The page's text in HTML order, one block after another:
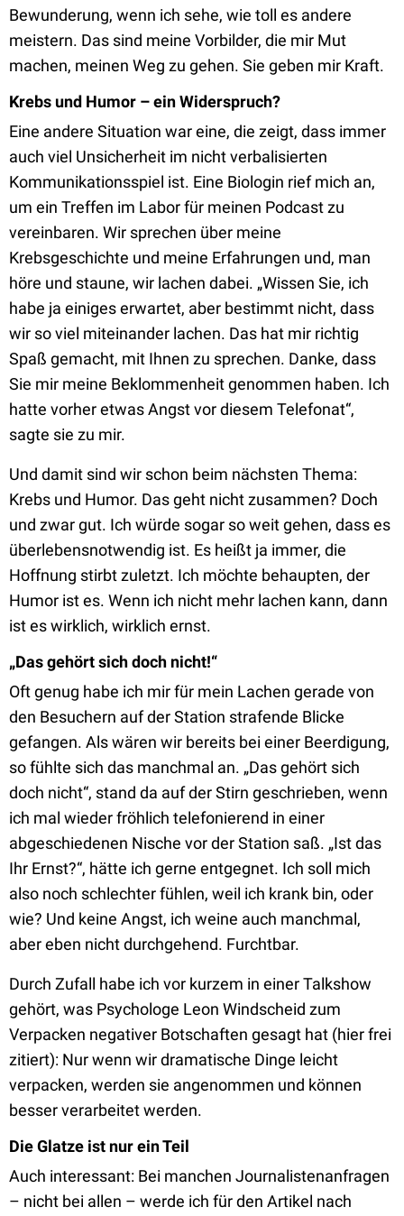
Bewunderung, wenn ich sehe, wie toll es andere
meistern. Das sind meine Vorbilder, die mir Mut
machen, meinen Weg zu gehen. Sie geben mir Kraft.
Krebs und Humor – ein Widerspruch?
Eine andere Situation war eine, die zeigt, dass immer
auch viel Unsicherheit im nicht verbalisierten
Kommunikationsspiel ist. Eine Biologin rief mich an,
um ein Treffen im Labor für meinen Podcast zu
vereinbaren. Wir sprechen über meine
Krebsgeschichte und meine Erfahrungen und, man
höre und staune, wir lachen dabei. „Wissen Sie, ich
habe ja einiges erwartet, aber bestimmt nicht, dass
wir so viel miteinander lachen. Das hat mir richtig
Spaß gemacht, mit Ihnen zu sprechen. Danke, dass
Sie mir meine Beklommenheit genommen haben. Ich
hatte vorher etwas Angst vor diesem Telefonat“,
sagte sie zu mir.
Und damit sind wir schon beim nächsten Thema:
Krebs und Humor. Das geht nicht zusammen? Doch
und zwar gut. Ich würde sogar so weit gehen, dass es
überlebensnotwendig ist. Es heißt ja immer, die
Hoffnung stirbt zuletzt. Ich möchte behaupten, der
Humor ist es. Wenn ich nicht mehr lachen kann, dann
ist es wirklich, wirklich ernst.
„Das gehört sich doch nicht!“
Oft genug habe ich mir für mein Lachen gerade von
den Besuchern auf der Station strafende Blicke
gefangen. Als wären wir bereits bei einer Beerdigung,
so fühlte sich das manchmal an. „Das gehört sich
doch nicht“, stand da auf der Stirn geschrieben, wenn
ich mal wieder fröhlich telefonierend in einer
abgeschiedenen Nische vor der Station saß. „Ist das
Ihr Ernst?“, hätte ich gerne entgegnet. Ich soll mich
also noch schlechter fühlen, weil ich krank bin, oder
wie? Und keine Angst, ich weine auch manchmal,
aber eben nicht durchgehend. Furchtbar.
Durch Zufall habe ich vor kurzem in einer Talkshow
gehört, was Psychologe Leon Windscheid zum
Verpacken negativer Botschaften gesagt hat (hier frei
zitiert): Nur wenn wir dramatische Dinge leicht
verpacken, werden sie angenommen und können
besser verarbeitet werden.
Die Glatze ist nur ein Teil
Auch interessant: Bei manchen Journalistenanfragen
– nicht bei allen – werde ich für den Artikel nach